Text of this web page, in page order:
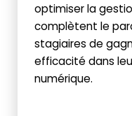
optimiser la
complètent le
stagiaires de
efficacité dans
numérique.